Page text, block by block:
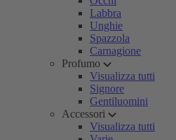
Labbra
Unghie
Spazzola
Carnagione
Profumo
Visualizza tutti
Signore
Gentiluomini
Accessori
Visualizza tutti